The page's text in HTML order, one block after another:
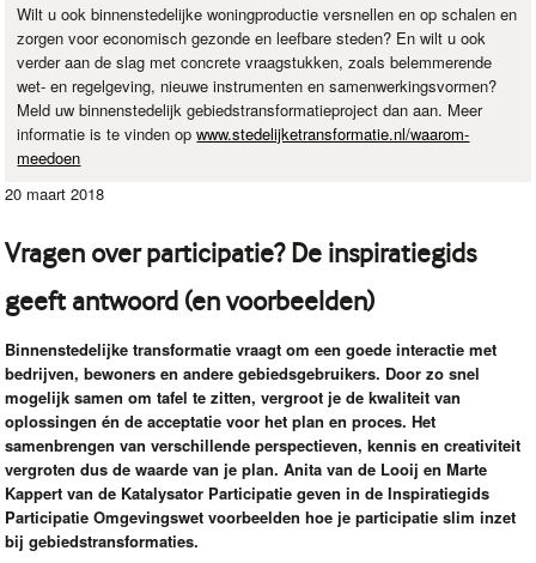
Wilt u ook binnenstedelijke woningproductie versnellen en op schalen en
zorgen voor economisch gezonde en leefbare steden? En wilt u ook
verder aan de slag met concrete vraagstukken, zoals belemmerende
wet- en regelgeving, nieuwe instrumenten en samenwerkingsvormen?
Meld uw binnenstedelijk gebiedstransformatieproject dan aan. Meer
informatie is te vinden opwww.stedelijketransformatie.nl/waarom-
meedoen
20 maart 2018
Vragen over participatie? De inspiratiegids
geeft antwoord (en voorbeelden)
Binnenstedelijke transformatie vraagt om een goede interactie met
bedrijven, bewoners en andere gebiedsgebruikers. Door zo snel
mogelijk samen om tafel te zitten, vergroot je de kwaliteit van
oplossingen én de acceptatie voor het plan en proces. Het
samenbrengen van verschillende perspectieven, kennis en creativiteit
vergroten dus de waarde van je plan. Anita van de Looij en Marte
Kappert van de Katalysator Participatie geven in de Inspiratiegids
Participatie Omgevingswet voorbeelden hoe je participatie slim inzet
bij gebiedstransformaties.